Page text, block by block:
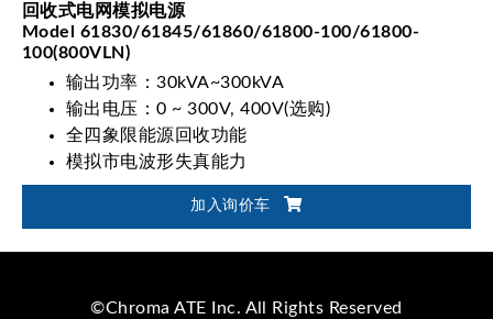
回收式电网模拟电源
Model 61830/61845/61860/61800-100/61800-
100(800VLN)
输出功率：30kVA~300kVA
输出电压：0 ~ 300V, 400V(选购)
全四象限能源回收功能
模拟市电波形失真能力
加入询价车
©Chroma ATE Inc. All Rights Reserved